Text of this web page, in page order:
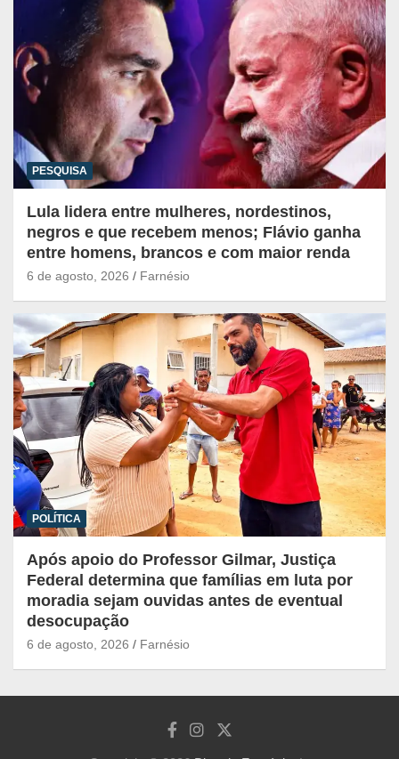
PESQUISA
Lula lidera entre mulheres, nordestinos,
negros e que recebem menos; Flávio ganha
entre homens, brancos e com maior renda
6 de agosto, 2026 Farnésio
POLÍTICA
Após apoio do Professor Gilmar, Justiça
Federal determina que famílias em luta por
moradia sejam ouvidas antes de eventual
desocupação
6 de agosto, 2026 Farnésio